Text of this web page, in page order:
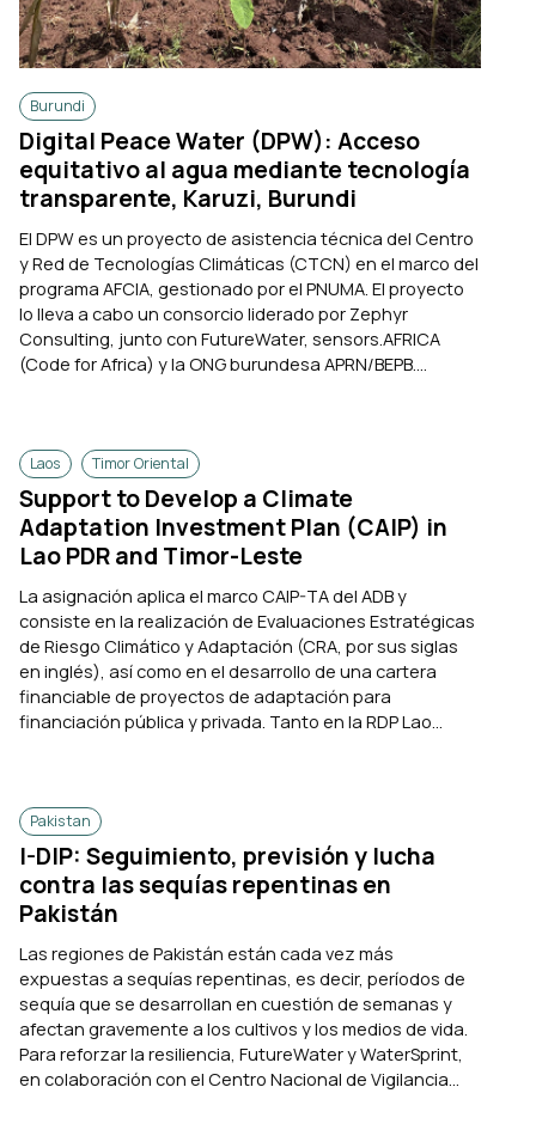
Burundi
Digital Peace Water (DPW): Acceso
equitativo al agua mediante tecnología
transparente, Karuzi, Burundi
El DPW es un proyecto de asistencia técnica del Centro
y Red de Tecnologías Climáticas (CTCN) en el marco del
programa AFCIA, gestionado por el PNUMA. El proyecto
lo lleva a cabo un consorcio liderado por Zephyr
Consulting, junto con FutureWater, sensors.AFRICA
(Code for Africa) y la ONG burundesa APRN/BEPB....
Laos Timor Oriental
Support to Develop a Climate
Adaptation Investment Plan (CAIP) in
Lao PDR and Timor-Leste
La asignación aplica el marco CAIP-TA del ADB y
consiste en la realización de Evaluaciones Estratégicas
de Riesgo Climático y Adaptación (CRA, por sus siglas
en inglés), así como en el desarrollo de una cartera
financiable de proyectos de adaptación para
financiación pública y privada. Tanto en la RDP Lao...
Pakistan
I-DIP: Seguimiento, previsión y lucha
contra las sequías repentinas en
Pakistán
Las regiones de Pakistán están cada vez más
expuestas a sequías repentinas, es decir, períodos de
sequía que se desarrollan en cuestión de semanas y
afectan gravemente a los cultivos y los medios de vida.
Para reforzar la resiliencia, FutureWater y WaterSprint,
en colaboración con el Centro Nacional de Vigilancia...